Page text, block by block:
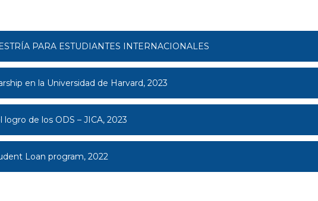
PARA ESTUDIANTES INTERNACIONALES
en la Universidad de Harvard, 2023
de los ODS – JICA, 2023
Loan program, 2022